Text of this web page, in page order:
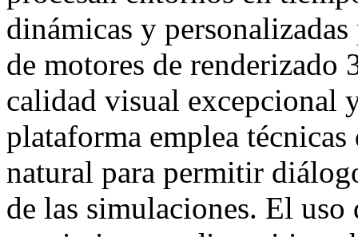
dinámicas y
de motores de renderizado
calidad visual excepcional
plataforma emplea
natural para permitir
de las simulaciones. El uso